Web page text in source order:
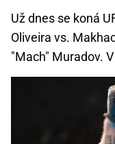
Už dnes se koná
Oliveira vs.
"Mach" Muradov.